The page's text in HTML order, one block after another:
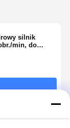
silnik
min, do